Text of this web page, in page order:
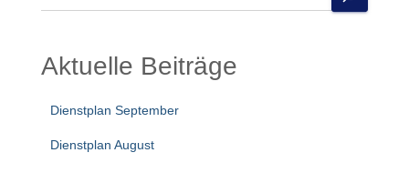
u
e
Aktuelle Beiträge
Dienstplan September
Dienstplan August